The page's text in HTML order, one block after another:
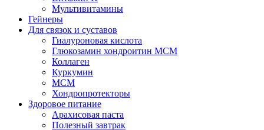
Мультивитамины
Гейнеры
Для связок и суставов
Гиалуроновая кислота
Глюкозамин хондроитин МСМ
Коллаген
Куркумин
МСМ
Хондропротекторы
Здоровое питание
Арахисовая паста
Полезный завтрак